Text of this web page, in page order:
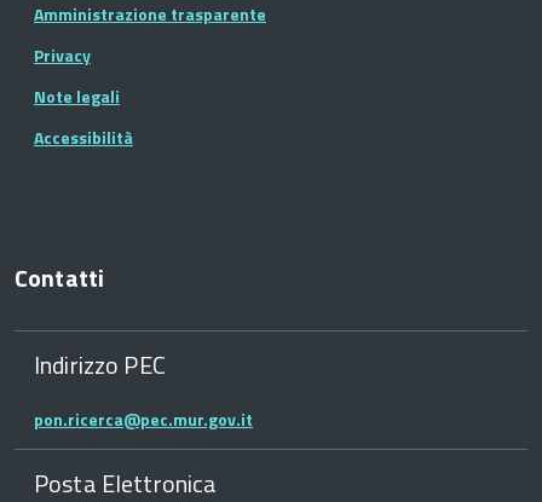
Amministrazione trasparente
Privacy
Note legali
Accessibilità
Contatti
Indirizzo PEC
pon.ricerca@pec.mur.gov.it
Posta Elettronica